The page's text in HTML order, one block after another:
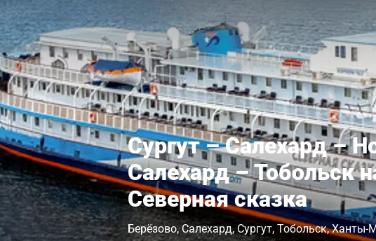
Сургут – Салехард –
Салехард – Тобольск
Северная сказка
Берёзово Салехард Сургут Тобольск Ханты-